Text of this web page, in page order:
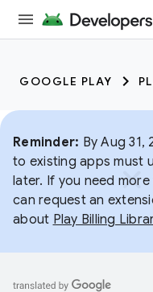
GOOGLE PLAY
Reminder: By Aug 31,
to existing apps must
later. If you need
can request an
about Play Billing